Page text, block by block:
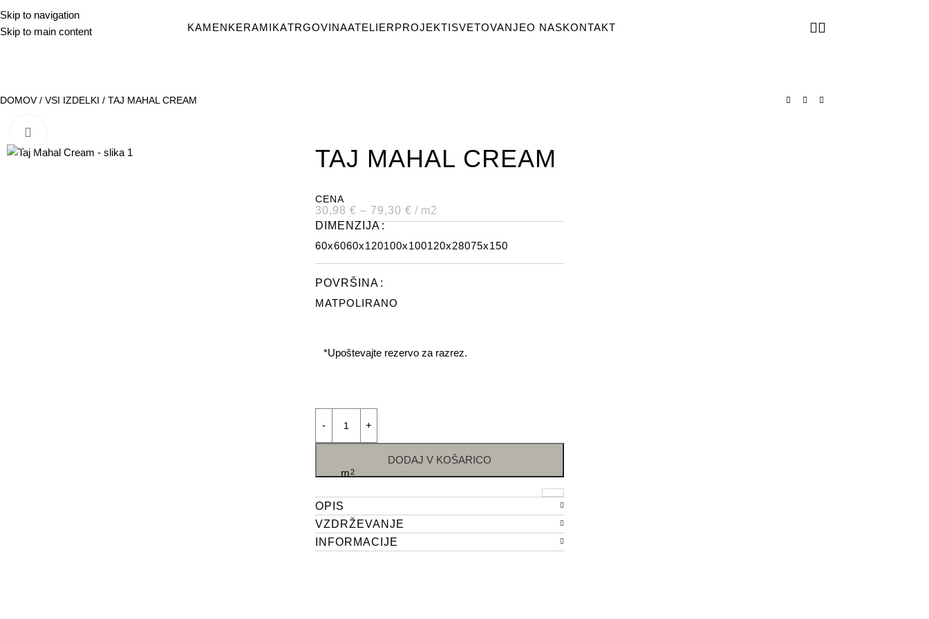
Skip to navigation
Skip to main content
KAMENKERAMIKATRGOVINAATELIERPROJEKTISVETOVANJEO NASKONTAKT
DOMOV/ VSI IZDELKI / TAJ MAHAL CREAM
TAJ MAHAL CREAM
CENA
30,98 € – 79,30 €
m2
DIMENZIJA
60x6060x120100x100120x28075x150
POVRŠINA
MATPOLIRANO
*Upoštevajte rezervo za razrez.
DODAJ V KOŠARICO
m2
OPIS
VZDRŽEVANJE
INFORMACIJE